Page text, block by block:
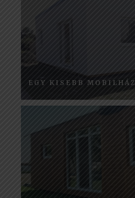
EGY KISEBB MOBILHÁZ